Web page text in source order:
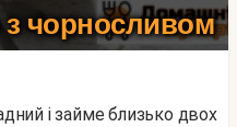
чорносливом